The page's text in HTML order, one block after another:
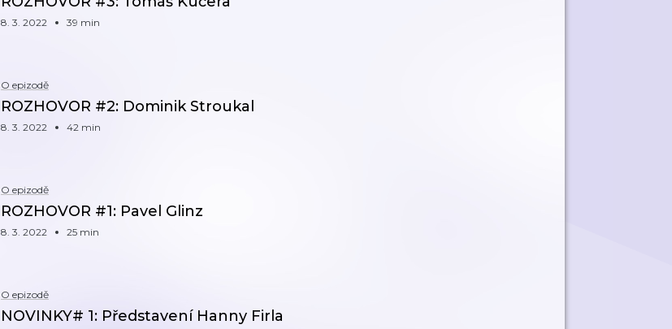
8. 3. 2022 39 min
O epizodě
ROZHOVOR #2: Dominik Stroukal
8. 3. 2022 42 min
O epizodě
ROZHOVOR #1: Pavel Glinz
8. 3. 2022 25 min
O epizodě
NOVINKY# 1: Představení Hanny Firla